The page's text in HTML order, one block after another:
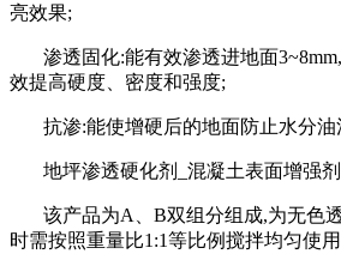
亮效果;
渗透固化:能有效渗透进地面3~8mm,
效提高硬度、密度和强度;
抗渗:能使增硬后的地面防止水分
地坪渗透硬化剂 混凝土表面增强
该产品为A B双组分组成,为无色
时需按照重量比1:1等比例搅拌均匀使用